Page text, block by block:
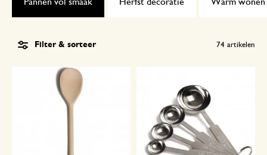
Herfst decoratie Warm wonen
Pannen vol smaak
Filter & sorteer 74 artikelen